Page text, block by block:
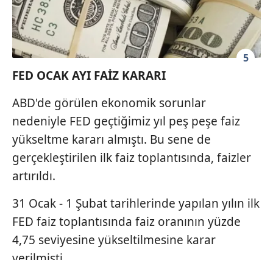
5
FED OCAK AYI FAİZ KARARI
ABD'de görülen ekonomik sorunlar
nedeniyle FED geçtiğimiz yıl peş peşe faiz
yükseltme kararı almıştı. Bu sene de
gerçekleştirilen ilk faiz toplantısında, faizler
artırıldı.
31 Ocak - 1 Şubat tarihlerinde yapılan yılın ilk
FED faiz toplantısında faiz oranının yüzde
4,75 seviyesine yükseltilmesine karar